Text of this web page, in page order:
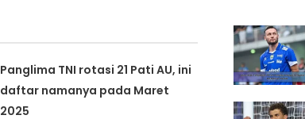
Panglima TNI rotasi 21 Pati AU, ini
daftar namanya pada Maret
2025